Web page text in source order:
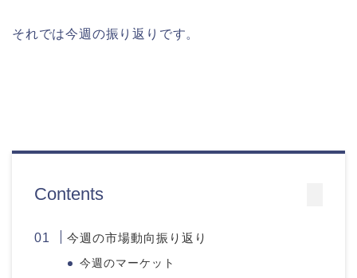
それでは今週の振り返りです。
Contents
今週の市場動向振り返り
今週のマーケット